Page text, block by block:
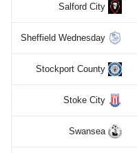
Salford City
Sheffield Wednesday
Stockport County
Stoke City
Swansea